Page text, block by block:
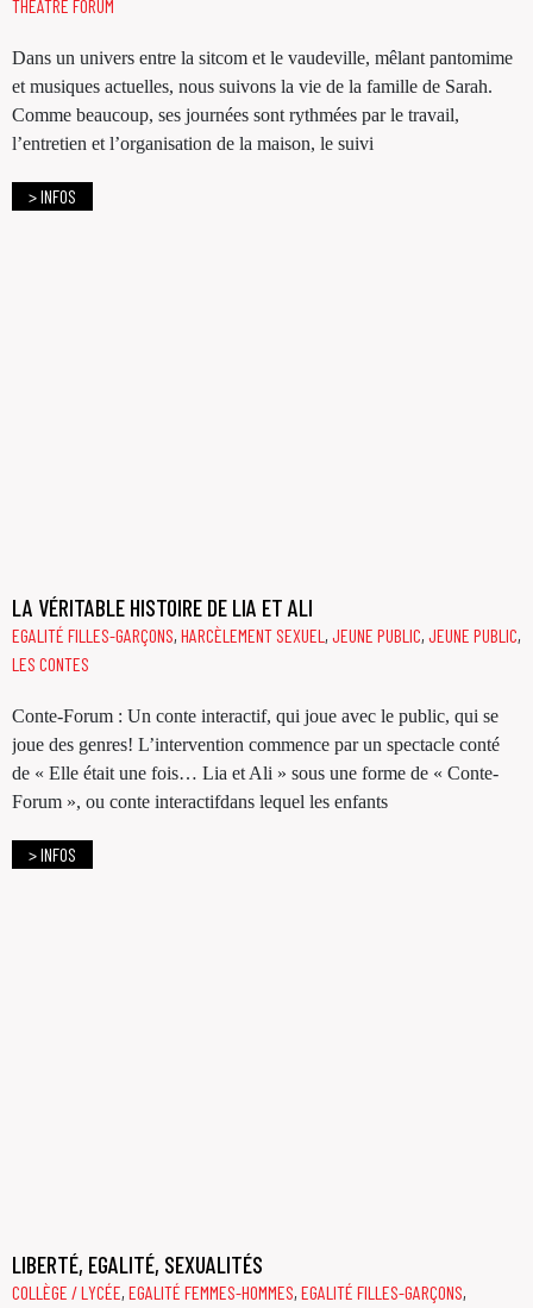
THÉÂTRE FORUM
Dans un univers entre la sitcom et le vaudeville, mêlant pantomime
et musiques actuelles, nous suivons la vie de la famille de Sarah.
Comme beaucoup, ses journées sont rythmées par le travail,
l’entretien et l’organisation de la maison, le suivi
> INFOS
LA VÉRITABLE HISTOIRE DE LIA ET ALI
EGALITÉ FILLES-GARÇONS, HARCÈLEMENT SEXUEL , JEUNE PUBLIC, JEUNE PUBLIC,
LES CONTES
Conte-Forum : Un conte interactif, qui joue avec le public, qui se
joue des genres! L’intervention commence par un spectacle conté
de « Elle était une fois… Lia et Ali » sous une forme de « Conte-
Forum », ou conte interactifdans lequel les enfants
> INFOS
LIBERTÉ, EGALITÉ, SEXUALITÉS
COLLÈGE / LYCÉE, EGALITÉ FEMMES-HOMMES, EGALITÉ FILLES-GARÇONS,